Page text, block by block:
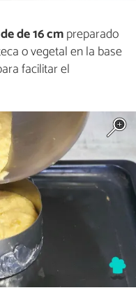
de 16 cmpreparado
o vegetal en la base
facilitar el